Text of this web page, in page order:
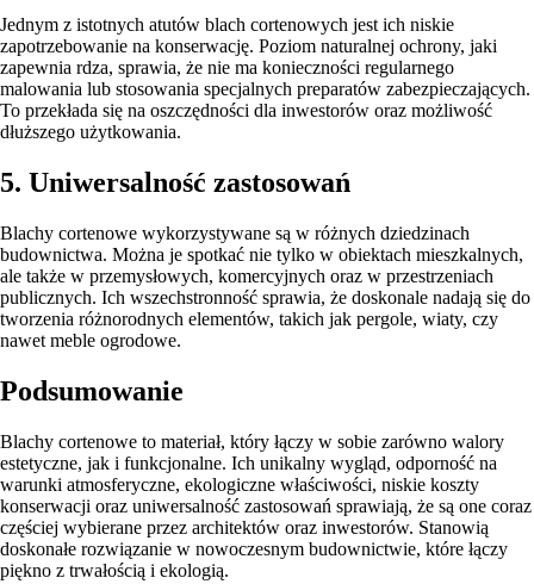
Jednym z istotnych atutów blach cortenowych jest ich niskie
zapotrzebowanie na konserwację. Poziom naturalnej ochrony, jaki
zapewnia rdza, sprawia, że nie ma konieczności regularnego
malowania lub stosowania specjalnych preparatów zabezpieczających.
To przekłada się na oszczędności dla inwestorów oraz możliwość
dłuższego użytkowania.
5. Uniwersalność zastosowań
Blachy cortenowe wykorzystywane są w różnych dziedzinach
budownictwa. Można je spotkać nie tylko w obiektach mieszkalnych,
ale także w przemysłowych, komercyjnych oraz w przestrzeniach
publicznych. Ich wszechstronność sprawia, że doskonale nadają się do
tworzenia różnorodnych elementów, takich jak pergole, wiaty, czy
nawet meble ogrodowe.
Podsumowanie
Blachy cortenowe to materiał, który łączy w sobie zarówno walory
estetyczne, jak i funkcjonalne. Ich unikalny wygląd, odporność na
warunki atmosferyczne, ekologiczne właściwości, niskie koszty
konserwacji oraz uniwersalność zastosowań sprawiają, że są one coraz
częściej wybierane przez architektów oraz inwestorów. Stanowią
doskonałe rozwiązanie w nowoczesnym budownictwie, które łączy
piękno z trwałością i ekologią.